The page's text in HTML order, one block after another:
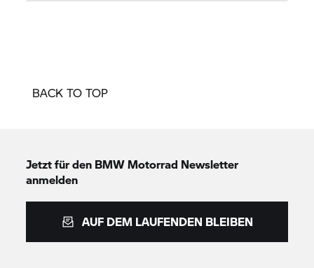
BACK TO TOP
Jetzt für den BMW Motorrad Newsletter
anmelden
AUF DEM LAUFENDEN BLEIBEN